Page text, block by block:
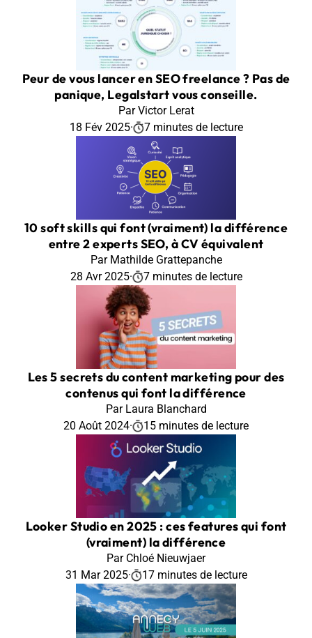
Peur de vous lancer en SEO freelance ? Pas de
panique, Legalstart vous conseille.
Par Victor Lerat
18 Fév 2025· 7 minutes de lecture
10 soft skills qui font (vraiment) la différence
entre 2 experts SEO, à CV équivalent
Par Mathilde Grattepanche
28 Avr 2025· 7 minutes de lecture
Les 5 secrets du content marketing pour des
contenus qui font la différence
Par Laura Blanchard
20 Août 2024· 15 minutes de lecture
Looker Studio en 2025 : ces features qui font
(vraiment) la différence
Par Chloé Nieuwjaer
31 Mar 2025· 17 minutes de lecture